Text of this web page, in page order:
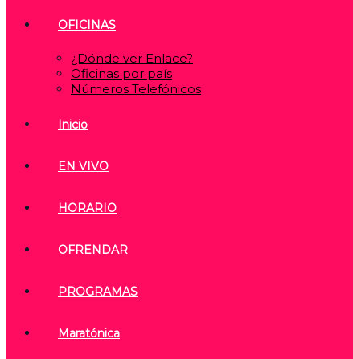
OFICINAS
¿Dónde ver Enlace?
Oficinas por país
Números Telefónicos
Inicio
EN VIVO
HORARIO
OFRENDAR
PROGRAMAS
Maratónica